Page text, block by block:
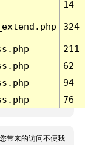
14
324
211
62
94
76
带来的访问不便我